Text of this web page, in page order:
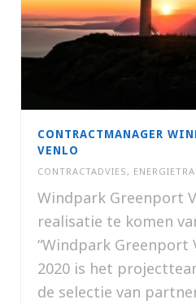
CONTRACTMANAGER
VENLO
CONTRACTADVIES ,
Windpark Greenport
realisatie te komen
“Windpark Greenport
2020 is het
de selectie van